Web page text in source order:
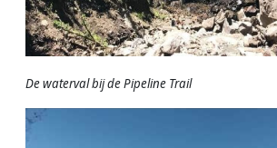
De waterval bij de Pipeline Trail